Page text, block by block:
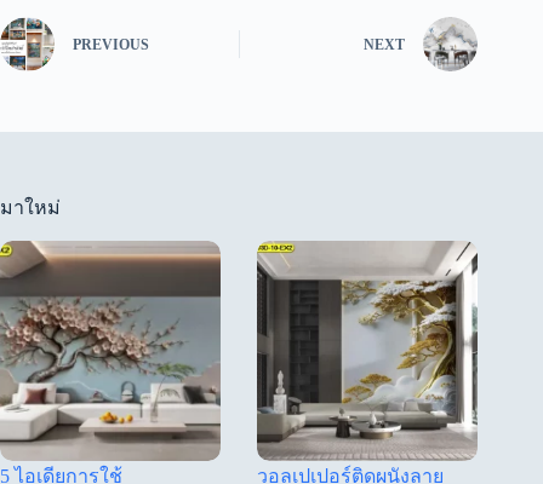
PREVIOUS NEXT
มาใหม่
5 ไอเดียการใช้ วอลเปเปอร์ติดผนังลาย